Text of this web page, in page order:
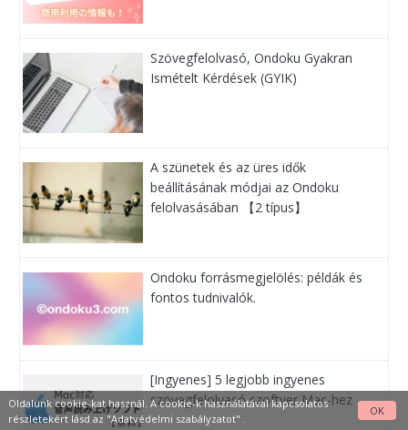
Szövegfelolvasó, Ondoku Gyakran
Ismételt Kérdések (GYIK)
A szünetek és az üres idők
beállításának módjai az Ondoku
felolvasásában 【2 típus】
Ondoku forrásmegjelölés: példák és
fontos tudnivalók.
[Ingyenes] 5 legjobb ingyenes
szövegfelolvasó szoftver Mac-hez
Oldalunk cookie-kat használ. A cookie-k használatával kapcsolatos
részletekért lásd az"Adatvédelmi szabályzatot"
OK